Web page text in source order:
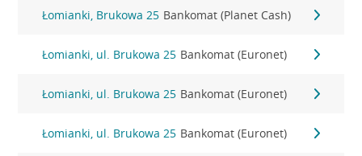
Łomianki, Brukowa 25 Bankomat (Planet Cash)
Łomianki, ul. Brukowa 25 Bankomat (Euronet)
Łomianki, ul. Brukowa 25 Bankomat (Euronet)
Łomianki, ul. Brukowa 25 Bankomat (Euronet)